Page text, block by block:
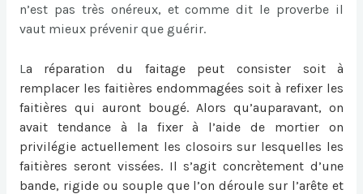
n’est pas très onéreux, et comme dit le proverbe il
vaut mieux prévenir que guérir.
L a réparation du faitage peut consister soit à
remplacer les faitières endommagées soit à refixer les
faitières qui auront bougé. Alors qu’auparavant, on
avait tendance à la fixer à l’aide de mortier on
privilégie actuellement les closoirs sur lesquelles les
faitières seront vissées. Il s’agit concrètement d’une
bande, rigide ou souple que l’on déroule sur l’arête et